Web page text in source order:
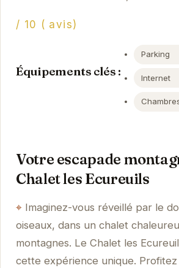
/ 10 ( avis)
Équipements clés :
Parking
Internet
Votre escapade
Chalet les Ecureuils
Imaginez-vous réveillé par le
oiseaux, dans un chalet
montagnes. Le Chalet les
cette expérience unique.